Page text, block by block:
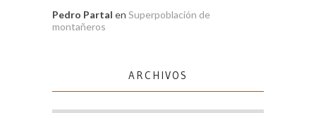
Pedro Partal en Superpoblación de
montañeros
ARCHIVOS